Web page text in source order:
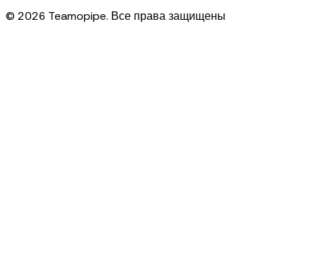
© 2026 Teamopipe. Все права защищены